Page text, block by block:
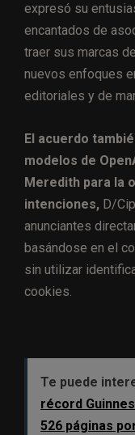
expresó su
encantados de
traer sus marcas
nuevos enfoques
editoriales y de
El acuerdo
modelos de
Meredith para la
intenciones, D/
anunciantes
basándose en el
sin utilizar
cookies.
Te puede
récord
526 páginas